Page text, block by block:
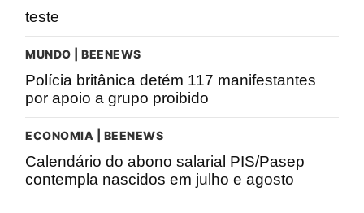
teste
MUNDO | BEENEWS
Polícia britânica detém 117 manifestantes
por apoio a grupo proibido
ECONOMIA | BEENEWS
Calendário do abono salarial PIS/Pasep
contempla nascidos em julho e agosto